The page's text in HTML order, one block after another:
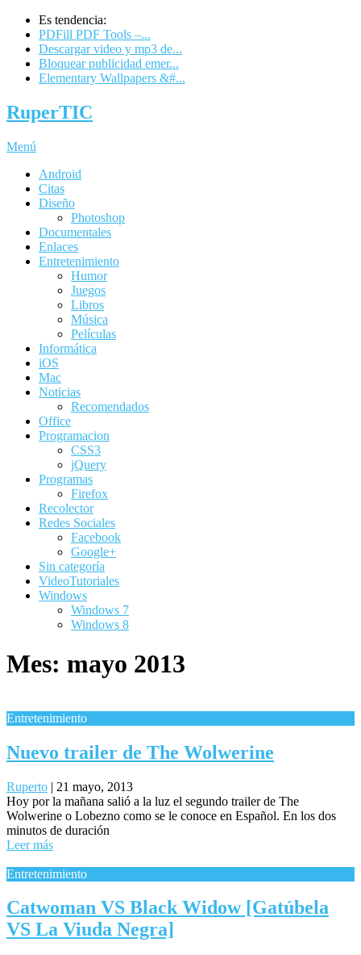
Es tendencia:
PDFill PDF Tools –...
Descargar video y mp3 de...
Bloquear publicidad emer...
Elementary Wallpapers &#...
RuperTIC
Menú
Android
Citas
Diseño
Photoshop
Documentales
Enlaces
Entretenimiento
Humor
Juegos
Libros
Música
Películas
Informática
iOS
Mac
Noticias
Recomendados
Office
Programacion
CSS3
jQuery
Programas
Firefox
Recolector
Redes Sociales
Facebook
Google+
Sin categoría
VideoTutoriales
Windows
Windows 7
Windows 8
Mes: mayo 2013
Entretenimiento
Nuevo trailer de The Wolwerine
Ruperto | 21 mayo, 2013
Hoy por la mañana salió a la luz el segundo trailer de The
Wolwerine o Lobezno como se le conoce en Español. En los dos
minutos de duración
Leer más
Entretenimiento
Catwoman VS Black Widow [Gatúbela
VS La Viuda Negra]